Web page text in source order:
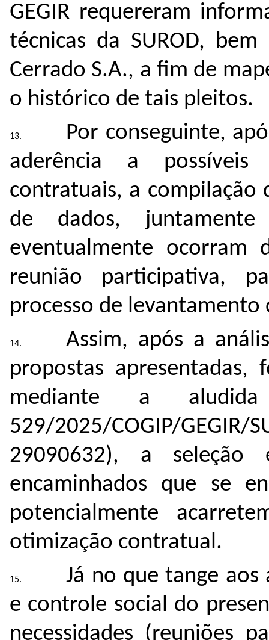
GEGIR requereram
técnicas da SUROD,
Cerrado S.A., a fim de
o histórico de tais pleitos.
Por conseguinte,
aderência a possíveis
contratuais, a compilação
de dados,
eventualmente
reunião participativa,
processo de levantamento
Assim, após a
propostas apresentadas,
mediante a
529/2025/COGIP/GEGIR/
29090632), a seleção
encaminhados que se
potencialmente
otimização contratual.
Já no que tange
e controle social do
necessidades (reuniões